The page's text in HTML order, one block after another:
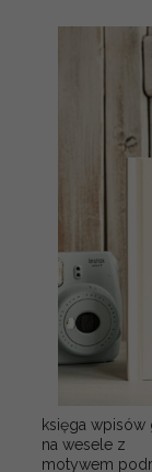
księga wpisów
na wesele z
motywem